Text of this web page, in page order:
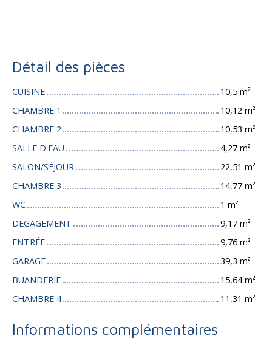
Détail des pièces
CUISINE
10,5 m²
CHAMBRE 1
10,12 m²
CHAMBRE 2
10,53 m²
SALLE D'EAU
4,27 m²
SALON/SÉJOUR
22,51 m²
CHAMBRE 3
14,77 m²
WC
1 m²
DEGAGEMENT
9,17 m²
ENTRÉE
9,76 m²
GARAGE
39,3 m²
BUANDERIE
15,64 m²
CHAMBRE 4
11,31 m²
Informations complémentaires